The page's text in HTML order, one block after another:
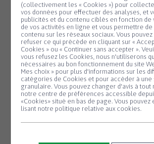
Panneau de
(collectivement les « Cookies ») pour
vos données pour effectuer des analyses, et
publicités et du contenu ciblés en fonction de
de vos activités en ligne et vous permettre de
contenu sur les réseaux sociaux. Vous
refuser ce qui précède en cliquant sur «
Cookies » ou « Continuer sans accepter ».
vous refusez les Cookies, nous n'utiliserons
nécessaires au bon fonctionnement du site
Mes choix » pour plus d'informations sur les
catégories de Cookies et pour accéder à
granulaire. Vous pouvez changer d'avis à tout
notre centre de préférences accessible
«Cookies» situé en bas de page. Vous pouvez
lisant notre politique relative aux cookies.
et plus rapide pour vous, et
économique pour la commune.
formulaires imprimés, c’est aussi
responsable pour
Si vous ne pouvez pas répondre
des questionnaires papier
être remis par l’agent recenseur.
Pourquoi êtes-vous recensés ?
de savoir combien de personnes